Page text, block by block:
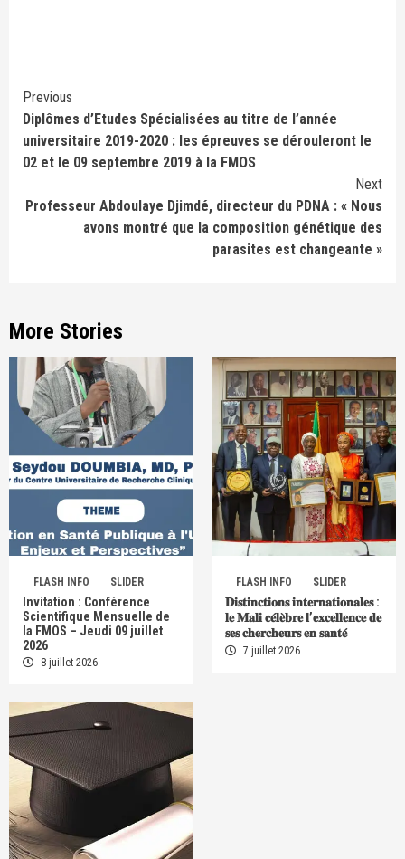
Continue
Reading
Previous
Diplômes d’Etudes Spécialisées au titre de l’année
universitaire 2019-2020 : les épreuves se dérouleront le
02 et le 09 septembre 2019 à la FMOS
Next
Professeur Abdoulaye Djimdé, directeur du PDNA : « Nous
avons montré que la composition génétique des
parasites est changeante »
More Stories
FLASH INFO SLIDER
Invitation : Conférence
Scientifique Mensuelle de
la FMOS – Jeudi 09 juillet
2026
8 juillet 2026
FLASH INFO SLIDER
𝐃𝐢𝐬𝐭𝐢𝐧𝐜𝐭𝐢𝐨𝐧𝐬 𝐢𝐧𝐭𝐞𝐫𝐧𝐚𝐭𝐢𝐨𝐧𝐚𝐥𝐞𝐬 :
𝐥𝐞 𝐌𝐚𝐥𝐢 𝐜𝐞́𝐥𝐞̀𝐛𝐫𝐞 𝐥’𝐞𝐱𝐜𝐞𝐥𝐥𝐞𝐧𝐜𝐞 𝐝𝐞
𝐬𝐞𝐬 𝐜𝐡𝐞𝐫𝐜𝐡𝐞𝐮𝐫𝐬 𝐞𝐧 𝐬𝐚𝐧𝐭𝐞́
7 juillet 2026